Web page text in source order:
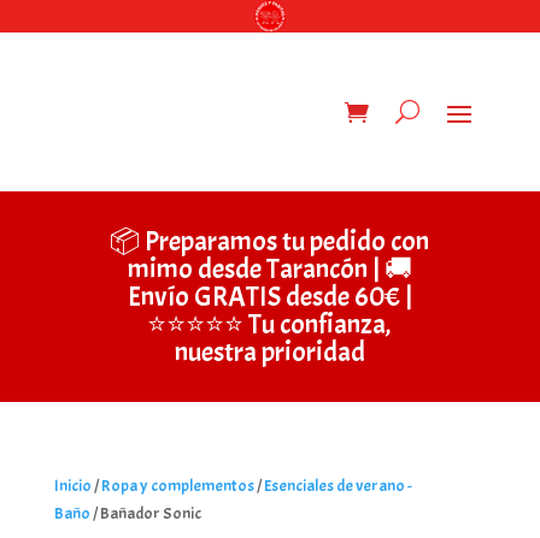
📦 Preparamos tu pedido con
mimo desde Tarancón | 🚚
Envío GRATIS desde 60€ |
⭐⭐⭐⭐⭐ Tu confianza,
nuestra prioridad
Inicio/Ropa y complementos/Esenciales de verano -
Baño/ Bañador Sonic